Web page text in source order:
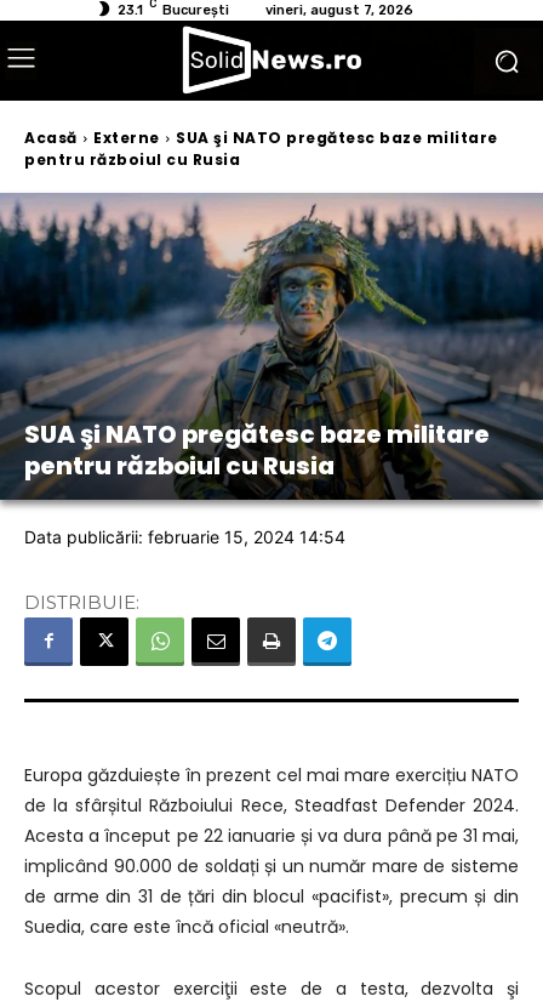
23.1 C București vineri, august 7, 2026
Acasă Externe
SUA şi NATO pregătesc baze militare
pentru războiul cu Rusia
SUA şi NATO pregătesc baze militare
pentru războiul cu Rusia
Data publicării: februarie 15, 2024 14:54
DISTRIBUIE:
Europa găzduiește în prezent cel mai mare exercițiu NATO
de la sfârșitul Războiului Rece, Steadfast Defender 2024.
Acesta a început pe 22 ianuarie și va dura până pe 31 mai,
implicând 90.000 de soldați și un număr mare de sisteme
de arme din 31 de țări din blocul «pacifist», precum și din
Suedia, care este încă oficial «neutră».
Scopul acestor exerciţii este de a testa, dezvolta şi